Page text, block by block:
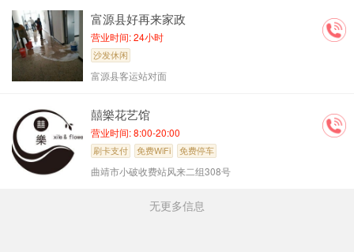
富源县好再来家政
营业时间: 24小时
沙发休闲
富源县客运站对面
囍樂花艺馆
营业时间: 8:00-20:00
刷卡支付 免费WiFi 免费停车
曲靖市小破收费站风来二组308号
无更多信息